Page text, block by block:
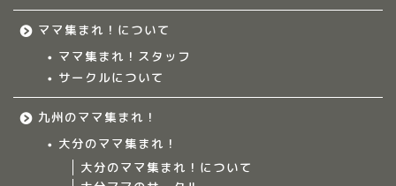
ママ集まれ！について
ママ集まれ！スタッフ
サークルについて
九州のママ集まれ！
大分のママ集まれ！
大分のママ集まれ！について